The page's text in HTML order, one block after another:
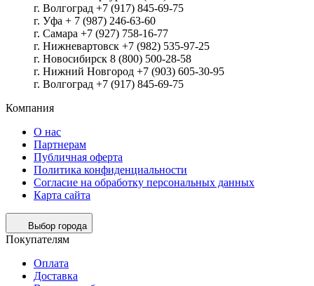
г. Волгоград +7 (917) 845-69-75
г. Уфа + 7 (987) 246-63-60
г. Самара +7 (927) 758-16-77
г. Нижневартовск +7 (982) 535-97-25
г. Новосибирск 8 (800) 500-28-58
г. Нижний Новгород +7 (903) 605-30-95
г. Волгоград +7 (917) 845-69-75
Компания
О нас
Партнерам
Публичная оферта
Политика конфиденциальности
Согласие на обработку персональных данных
Карта сайта
Выбор города
Покупателям
Оплата
Доставка